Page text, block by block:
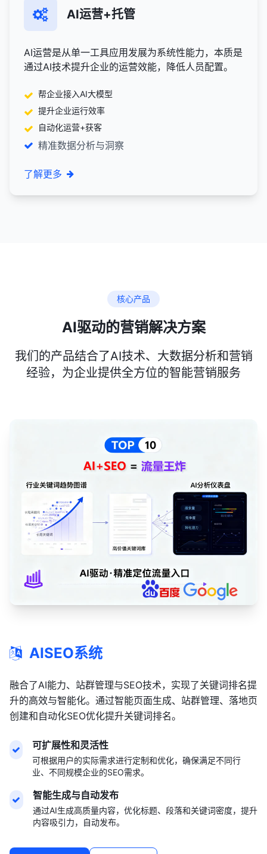
AI运营+托管
AI运营是从单一工具应用发展为系统性能力，本质是
通过AI技术提升企业的运营效能，降低人员配置。
帮企业接入AI大模型
提升企业运行效率
自动化运营+获客
精准数据分析与洞察
了解更多
核心产品
AI驱动的营销解决方案
我们的产品结合了AI技术、大数据分析和营销
经验，为企业提供全方位的智能营销服务
AISEO系统
融合了AI能力、站群管理与SEO技术，实现了关键词排名提
升的高效与智能化。通过智能页面生成、站群管理、落地页
创建和自动化SEO优化提升关键词排名。
可扩展性和灵活性
可根据用户的实际需求进行定制和优化，确保满足不同行
业、不同规模企业的SEO需求。
智能生成与自动发布
通过AI生成高质量内容，优化标题、段落和关键词密度，提升
内容吸引力，自动发布。